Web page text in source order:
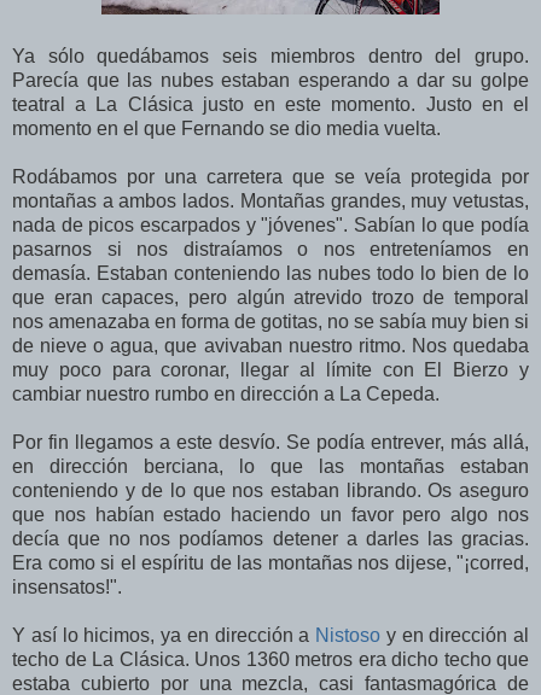
Ya sólo quedábamos seis miembros dentro del grupo.
Parecía que las nubes estaban esperando a dar su golpe
teatral a La Clásica justo en este momento. Justo en el
momento en el que Fernando se dio media vuelta.
Rodábamos por una carretera que se veía protegida por
montañas a ambos lados. Montañas grandes, muy vetustas,
nada de picos escarpados y "jóvenes". Sabían lo que podía
pasarnos si nos distraíamos o nos entreteníamos en
demasía. Estaban conteniendo las nubes todo lo bien de lo
que eran capaces, pero algún atrevido trozo de temporal
nos amenazaba en forma de gotitas, no se sabía muy bien si
de nieve o agua, que avivaban nuestro ritmo. Nos quedaba
muy poco para coronar, llegar al límite con El Bierzo y
cambiar nuestro rumbo en dirección a La Cepeda.
Por fin llegamos a este desvío. Se podía entrever, más allá,
en dirección berciana, lo que las montañas estaban
conteniendo y de lo que nos estaban librando. Os aseguro
que nos habían estado haciendo un favor pero algo nos
decía que no nos podíamos detener a darles las gracias.
Era como si el espíritu de las montañas nos dijese, "¡corred,
insensatos!".
Y así lo hicimos, ya en dirección a Nistoso y en dirección al
techo de La Clásica. Unos 1360 metros era dicho techo que
estaba cubierto por una mezcla, casi fantasmagórica de